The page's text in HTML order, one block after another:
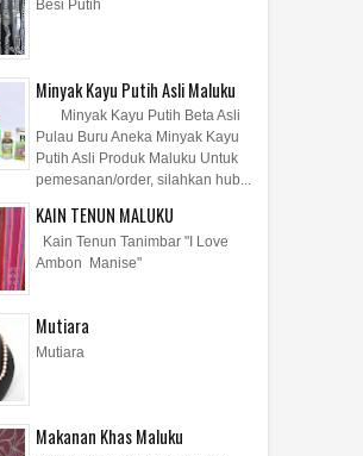
Besi Putih
Minyak Kayu Putih Asli Maluku
Minyak Kayu Putih Beta Asli
Pulau Buru Aneka Minyak Kayu
Putih Asli Produk Maluku Untuk
pemesanan/order, silahkan hub...
KAIN TENUN MALUKU
Kain Tenun Tanimbar "I Love
Ambon Manise"
Mutiara
Mutiara
Makanan Khas Maluku